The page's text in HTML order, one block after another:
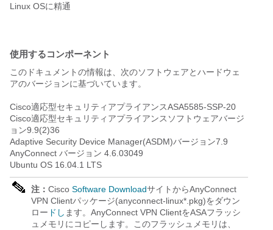
Linux OSに精通
使用するコンポーネント
このドキュメントの情報は、次のソフトウェアとハードウェ
アのバージョンに基づいています。
Cisco適応型セキュリティアプライアンスASA5585-SSP-20
Cisco適応型セキュリティアプライアンスソフトウェアバージ
ョン9.9(2)36
Adaptive Security Device Manager(ASDM)バージョン7.9
AnyConnect バージョン 4.6.03049
Ubuntu OS 16.04.1 LTS
注： Cisco Software DownloadサイトからAnyConnect
VPN Clientパッケージ(anyconnect-linux*.pkg)をダウン
ロー ドし ます。AnyConnect VPN ClientをASAフラッシ
ュメモリにコピーします。このフラッシュメモリは、